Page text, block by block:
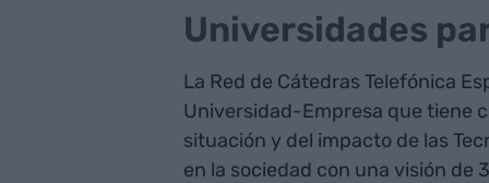
Universidades
La Red de Cátedras Telefónica
Universidad-Empresa que tiene
situación y del impacto de las
en la sociedad con una visión de